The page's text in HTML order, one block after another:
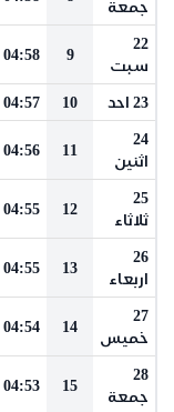
جمعة
22
سبت
9
04:58
23 احد 10
04:57
24
اثنين
11
04:56
25
ثلاثاء
12
04:55
26
اربعاء
13
04:55
27
خميس
14
04:54
28
جمعة
15
04:53